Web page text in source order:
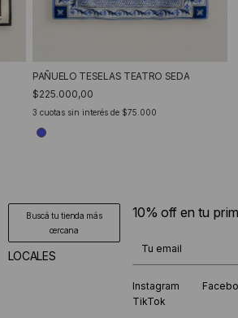
PAÑUELO TESELAS TEATRO SEDA
$225.000,00
3 cuotas sin interés de $75.000
Buscá tu tienda más
cercana
LOCALES
10% off en tu
¡Te suscribiste
Instagram
TikTok